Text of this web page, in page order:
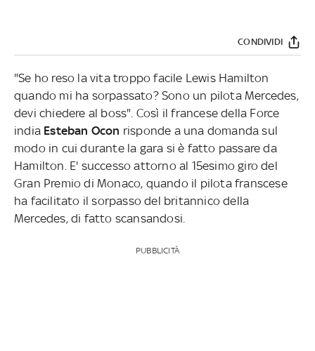
CONDIVIDI
"Se ho reso la vita troppo facile Lewis Hamilton
quando mi ha sorpassato? Sono un pilota Mercedes,
devi chiedere al boss". Così il francese della Force
india Esteban Ocon risponde a una domanda sul
modo in cui durante la gara si è fatto passare da
Hamilton. E' successo attorno al 15esimo giro del
Gran Premio di Monaco, quando il pilota franscese
ha facilitato il sorpasso del britannico della
Mercedes, di fatto scansandosi.
PUBBLICITÀ